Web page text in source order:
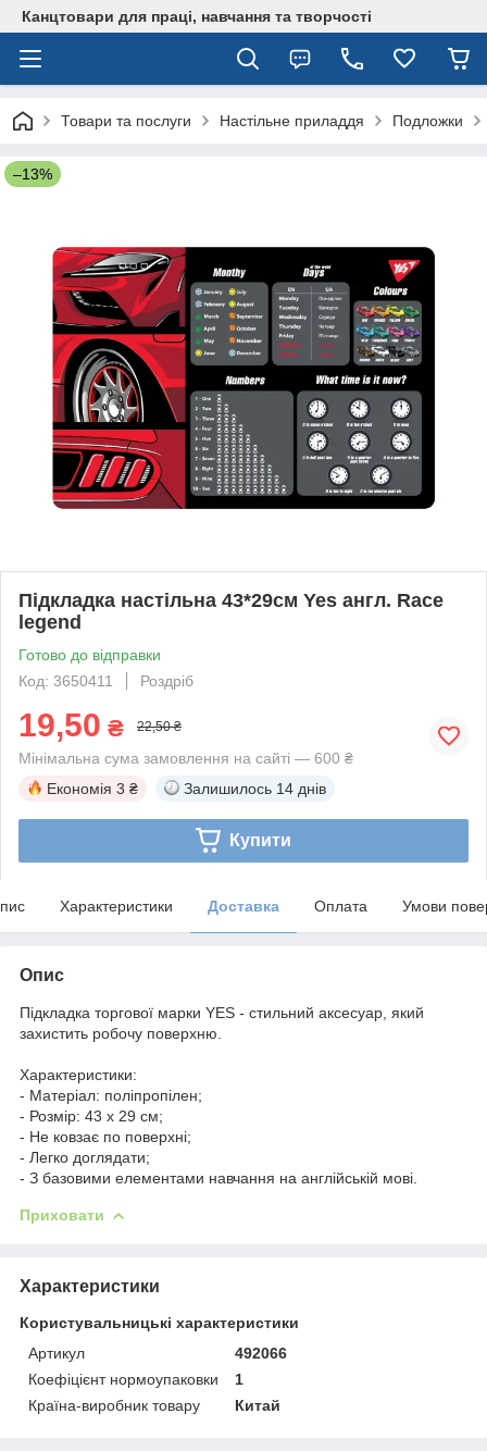
Канцтовари для працi, навчання та творчостi
Товари та послуги Настільне приладдя Подложки
–13%
Підкладка настільна 43*29см Yes англ. Race
legend
Готово до відправки
Код: 3650411
Роздріб
19,50 ₴ 22,50 ₴
Мінімальна сума замовлення на сайті — 600 ₴
Економія 3 ₴ Залишилось 14 днів
Купити
Характеристики Доставка Оплата Умови
Опис
Підкладка торгової марки YES - стильний аксесуар, який
захистить робочу поверхню.
Характеристики:
- Матеріал: поліпропілен;
- Розмір: 43 х 29 см;
- Не ковзає по поверхні;
- Легко доглядати;
- З базовими елементами навчання на англійській мові.
Приховати
Характеристики
Користувальницькі характеристики
Артикул
492066
Коефіцієнт нормоупаковки
1
Країна-виробник товару
Китай